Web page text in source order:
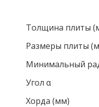
Толщина плиты
Размеры плиты
Минимальный
Угол α
Хорда (мм)